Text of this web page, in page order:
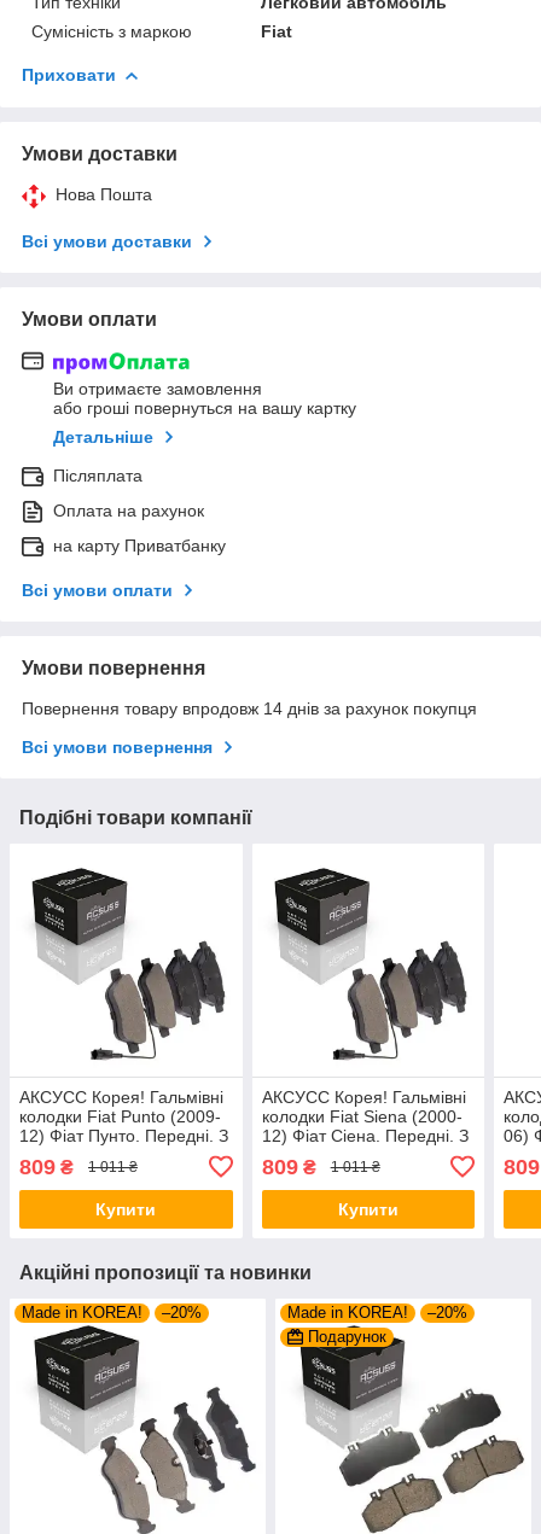
Сумісність з маркою
Fiat
Приховати
Умови доставки
Нова Пошта
Всі умови доставки
Умови оплати
Ви отримаєте замовлення
або гроші повернуться на вашу картку
Детальніше
Післяплата
Оплата на рахунок
на карту Приватбанку
Всі умови оплати
Умови повернення
Повернення товару впродовж 14 днів за рахунок покупця
Всі умови повернення
Подібні товари компанії
АКСУСС Корея! Гальмівні
колодки Fiat Punto (2009-
12) Фіат Пунто. Передні. З
FDB1946
809 ₴ 1 011 ₴
Купити
АКСУСС Корея! Гальмівні
колодки Fiat Siena (2000-
12) Фіат Сіена. Передні. З
FDB1946
809₴ 1 011 ₴
Купити
06)
809
Акційні пропозиції та новинки
Made in KOREA! –20% Made in KOREA!
–20%
Подарунок